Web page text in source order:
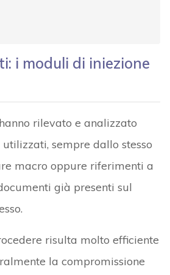
i moduli di iniezione
rilevato e analizzato
sempre dallo stesso
macro oppure riferimenti a
già presenti sul
risulta molto efficiente
la compromissione